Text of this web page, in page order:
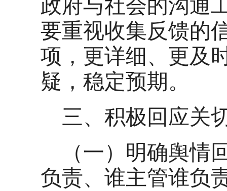
政府与社会的沟通
要重视收集反馈的
项，更详细、更及
疑，稳定预期。
三、积极回应关
（一）明确舆情
负责、谁主管谁负